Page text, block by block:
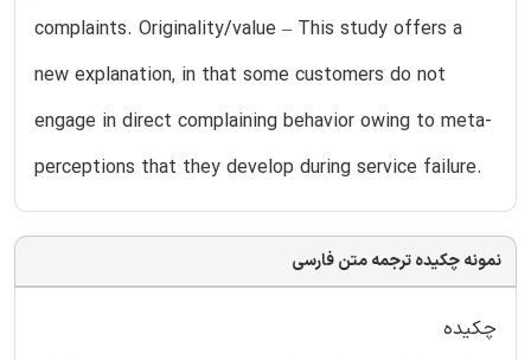
complaints. Originality/value – This study offers a
new explanation, in that some customers do not
engage in direct complaining behavior owing to meta-
perceptions that they develop during service failure.
نمونه چکیده ترجمه متن فارسی
چکیده